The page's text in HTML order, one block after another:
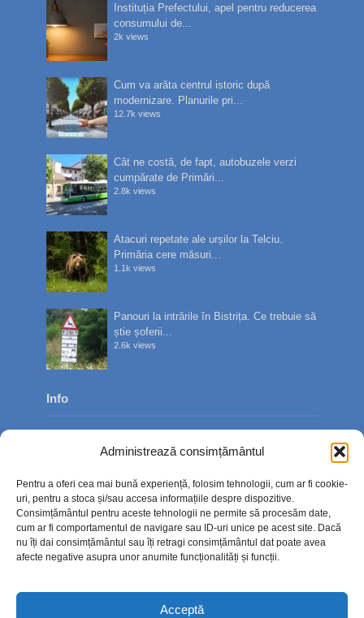
Administrează consimțământul
Pentru a oferi cea mai bună experiență, folosim tehnologii, cum ar fi cookie-
uri, pentru a stoca și/sau accesa informațiile despre dispozitive.
Consimțământul pentru aceste tehnologii ne permite să procesăm date,
cum ar fi comportamentul de navigare sau ID-uri unice pe acest site. Dacă
nu îți dai consimțământul sau îți retragi consimțământul dat poate avea
afecte negative asupra unor anumite funcționalități și funcții.
Acceptă
Instituția Prefectului, apel pentru reducerea
consumului de...
2k views
Cum va arăta centrul istoric după
modernizare. Planurile pri...
12.7k views
Cât ne costă, de fapt, autobuzele verzi
cumpărate de Primări...
2.8k views
Atacuri repetate ale urșilor la Telciu.
Primăria cere măsuri...
1.1k views
Panouri la intrările în Bistrița. Ce trebuie să
știe șoferii...
2.6k views
Info
Contact
Politica de confidențialitate
Politică cookie-uri (UE)